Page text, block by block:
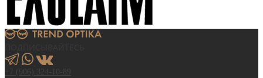
+7 (906) 324-10-89